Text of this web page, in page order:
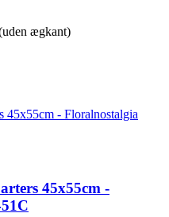
ægkant)
45x55cm -